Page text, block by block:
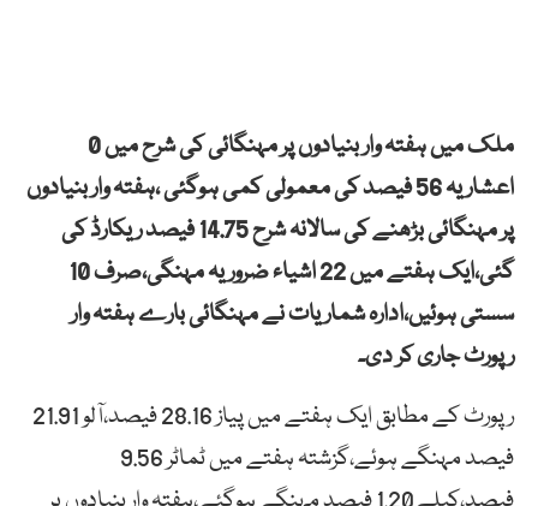
ملک میں ہفتہ وار بنیادوں پر مہنگائی کی شرح میں 0
اعشاریہ 56 فیصد کی معمولی کمی ہوگئی ،ہفتہ وار بنیادوں
پر مہنگائی بڑھنے کی سالانہ شرح 14.75 فیصد ریکارڈ کی
گئی،ایک ہفتے میں 22 اشیاء ضروریہ مہنگی،صرف 10
سستی ہوئیں،ادارہ شماریات نے مہنگائی بارے ہفتہ وار
رپورٹ جاری کر دی۔
رپورٹ کے مطابق ایک ہفتے میں پیاز 28.16 فیصد،آلو 21.91
فیصد مہنگے ہوئے،گزشتہ ہفتے میں ٹماٹر 9.56